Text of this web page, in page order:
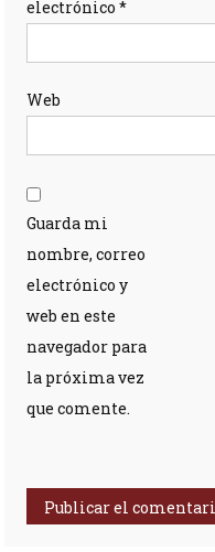
electrónico*
Web
Guarda mi
nombre, correo
electrónico y
web en este
navegador para
la próxima vez
que comente.